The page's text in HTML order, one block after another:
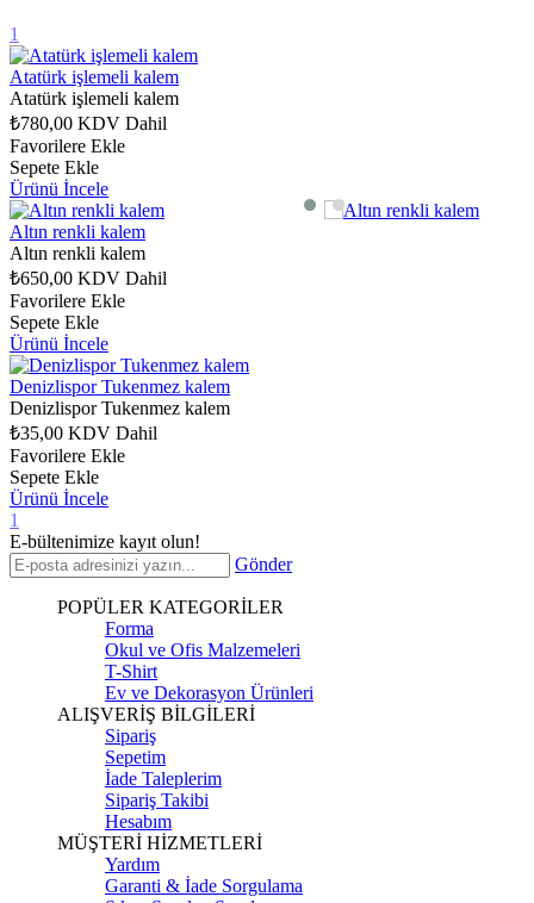
1
Atatürk işlemeli kalem
Atatürk işlemeli kalem
₺780,00 KDV Dahil
Favorilere Ekle
Sepete Ekle
Ürünü İncele
Altın renkli kalem
Altın renkli kalem
₺650,00 KDV Dahil
Favorilere Ekle
Sepete Ekle
Ürünü İncele
Denizlispor Tukenmez kalem
Denizlispor Tukenmez kalem
₺35,00 KDV Dahil
Favorilere Ekle
Sepete Ekle
Ürünü İncele
1
E-bültenimize kayıt olun!
Gönder
POPÜLER KATEGORİLER
Forma
Okul ve Ofis Malzemeleri
T-Shirt
Ev ve Dekorasyon Ürünleri
ALIŞVERİŞ BİLGİLERİ
Sipariş
Sepetim
İade Taleplerim
Sipariş Takibi
Hesabım
MÜŞTERİ HİZMETLERİ
Yardım
Garanti & İade Sorgulama